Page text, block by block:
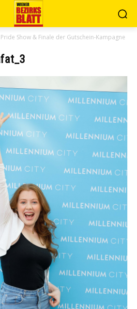
Pride Show & Finale der Gutschein-Kampagne